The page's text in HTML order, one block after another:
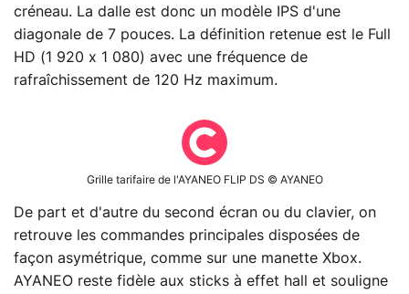
créneau. La dalle est donc un modèle IPS d'une
diagonale de 7 pouces. La définition retenue est le Full
HD (1 920 x 1 080) avec une fréquence de
rafraîchissement de 120 Hz maximum.
Grille tarifaire de l'AYANEO FLIP DS © AYANEO
De part et d'autre du second écran ou du clavier, on
retrouve les commandes principales disposées de
façon asymétrique, comme sur une manette Xbox.
AYANEO reste fidèle aux sticks à effet hall et souligne